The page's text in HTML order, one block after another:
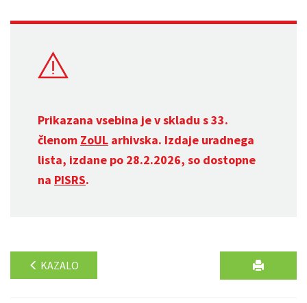
Prikazana vsebina je v skladu s 33.
členom ZoUL arhivska. Izdaje uradnega
lista, izdane po 28.2.2026, so dostopne
na PISRS.
KAZALO